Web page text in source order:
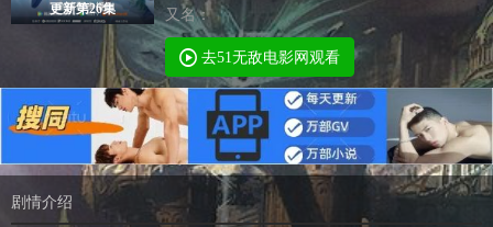
更新第26集
又名：
去51无敌电影网观看
剧情介绍